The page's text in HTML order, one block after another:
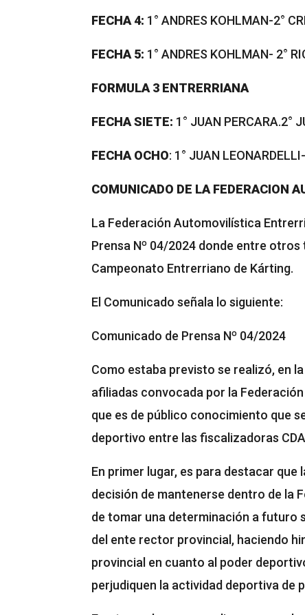
FECHA 4: 1° ANDRES KOHLMAN-2°
FECHA 5: 1° ANDRES KOHLMAN- 2°
FORMULA 3 ENTRERRIANA
FECHA SIETE: 1° JUAN PERCARA.2°
FECHA OCHO: 1° JUAN
COMUNICADO DE LA FEDERACION
La Federación Automovilística
Prensa Nº 04/2024 donde entre
Campeonato Entrerriano de Kárting.
El Comunicado señala lo siguiente:
Comunicado de Prensa Nº 04/2024
Como estaba previsto se realizó, en
afiliadas convocada por la
que es de público conocimiento que
deportivo entre las fiscalizadoras
En primer lugar, es para destacar
decisión de mantenerse dentro de la
de tomar una determinación a futuro
del ente rector provincial, haciendo
provincial en cuanto al poder
perjudiquen la actividad deportiva de